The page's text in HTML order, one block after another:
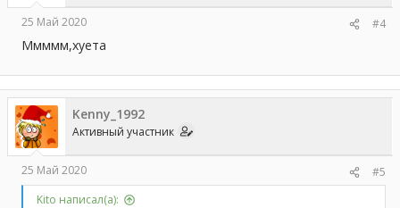
25 Май 2020
#4
Ммммм,хуета
Kenny_1992
Активный участник
25 Май 2020
#5
Kito написал(а):